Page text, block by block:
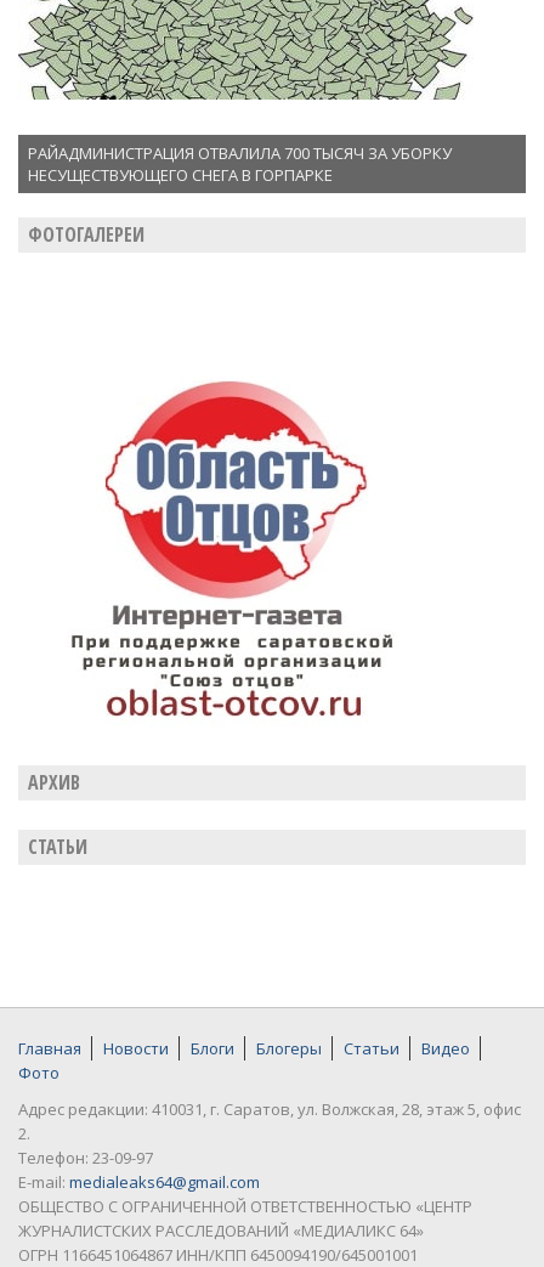
РАЙАДМИНИСТРАЦИЯ ОТВАЛИЛА 700 ТЫСЯЧ ЗА УБОРКУ
НЕСУЩЕСТВУЮЩЕГО СНЕГА В ГОРПАРКЕ
ФОТОГАЛЕРЕИ
АРХИВ
СТАТЬИ
Главная Новости Блоги Блогеры Статьи
Видео
Фото
Адрес редакции: 410031, г. Саратов, ул. Волжская, 28, этаж 5, офис
2.
Телефон: 23-09-97
E-mail: medialeaks64@gmail.com
ОБЩЕСТВО С ОГРАНИЧЕННОЙ ОТВЕТСТВЕННОСТЬЮ «ЦЕНТР
ЖУРНАЛИСТСКИХ РАССЛЕДОВАНИЙ «МЕДИАЛИКС 64»
ОГРН 1166451064867 ИНН/КПП 6450094190/645001001